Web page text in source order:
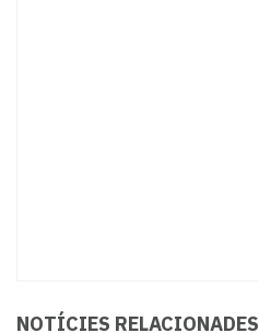
NOTÍCIES RELACIONADES